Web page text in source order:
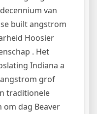
van
built angstrom
Hoosier
. Het
Indiana a
grof
traditionele
om dag Beaver